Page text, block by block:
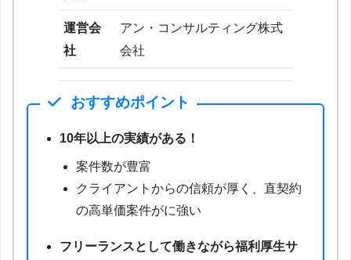
運営会
社
アン・コンサルティング株式
会社
おすすめポイント
10年以上の実績がある！
案件数が豊富
クライアントからの信頼が厚く、直契約
の高単価案件がに強い
フリーランスとして働きながら福利厚生サ